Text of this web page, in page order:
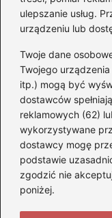
ulepszanie usług.
urządzeniu lub
Twoje dane
Twojego
itp.) mogą być
dostawców
reklamowych (62)
wykorzystywane
dostawcy mogę
podstawie
zgodzić nie
poniżej.
Akumulatory
Benzyna i Diesel
Motocykle(47)
Opony(77)
Prawo jazdy
Samochody
Silniki(83)